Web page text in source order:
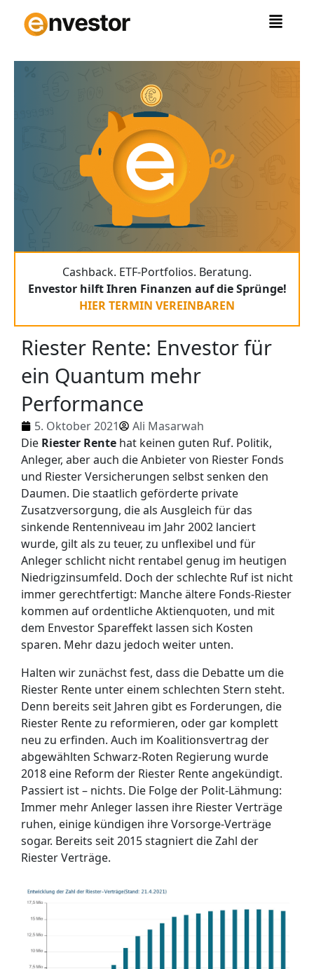
Inhalt
springen
Cashback. ETF-Portfolios. Beratung.
Envestor hilft Ihren Finanzen auf die Sprünge!
HIER TERMIN VEREINBAREN
Riester Rente: Envestor für
ein Quantum mehr
Performance
5. Oktober 2021
Ali Masarwah
Die Riester Rente hat keinen guten Ruf. Politik,
Anleger, aber auch die Anbieter von Riester Fonds
und Riester Versicherungen selbst senken den
Daumen. Die staatlich geförderte private
Zusatzversorgung, die als Ausgleich für das
sinkende Rentenniveau im Jahr 2002 lanciert
wurde, gilt als zu teuer, zu unflexibel und für
Anleger schlicht nicht rentabel genug im heutigen
Niedrigzinsumfeld. Doch der schlechte Ruf ist nicht
immer gerechtfertigt: Manche ältere Fonds-Riester
kommen auf ordentliche Aktienquoten, und mit
dem Envestor Spareffekt lassen sich Kosten
sparen. Mehr dazu jedoch weiter unten.
Halten wir zunächst fest, dass die Debatte um die
Riester Rente unter einem schlechten Stern steht.
Denn bereits seit Jahren gibt es Forderungen, die
Riester Rente zu reformieren, oder gar komplett
neu zu erfinden. Auch im Koalitionsvertrag der
abgewählten Schwarz-Roten Regierung wurde
2018 eine Reform der Riester Rente angekündigt.
Passiert ist – nichts. Die Folge der Polit-Lähmung:
Immer mehr Anleger lassen ihre Riester Verträge
ruhen, einige kündigen ihre Vorsorge-Verträge
sogar. Bereits seit 2015 stagniert die Zahl der
Riester Verträge.